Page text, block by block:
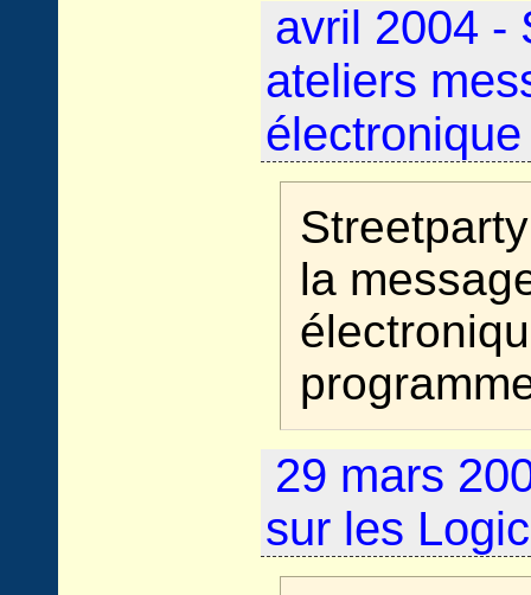
avril 2004 -
ateliers
électronique
la
29 mars
sur les